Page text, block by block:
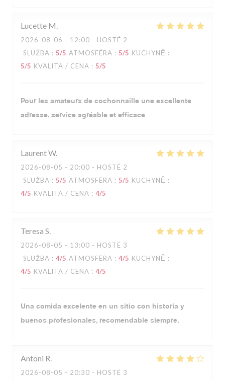
Lucette M
2026-08-06 - 12:00 - HOSTÉ 2
SLUŽBA : 5/5 ATMOSFÉRA : 5/5 KUCHYNĚ :
5/5 KVALITA / CENA : 5/5
Pour les amateurs de cochonnaille une excellente
adresse, service agréable et efficace
LaurentW
2026-08-05 - 20:00 - HOSTÉ 2
SLUŽBA : 5/5 ATMOSFÉRA : 5/5 KUCHYNĚ :
4/5 KVALITA / CENA : 4/5
Teresa S
2026-08-05 - 13:00 - HOSTÉ 3
SLUŽBA : 4/5 ATMOSFÉRA : 4/5 KUCHYNĚ :
4/5 KVALITA / CENA : 4/5
Una comida excelente en un sitio con historia y
buenos profesionales, recomendable siempre.
Antoni R
2026-08-05 - 20:30 - HOSTÉ 3